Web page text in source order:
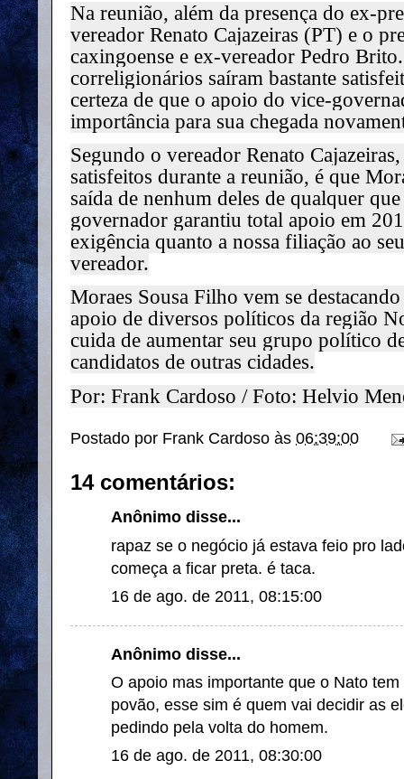
Na reunião, além da presença do ex-
vereador Renato Cajazeiras (PT) e o
caxingoense e ex-vereador Pedro
correligionários saíram bastante
certeza de que o apoio do vice-
importância para sua chegada
Segundo o vereador Renato
satisfeitos durante a reunião, é que
saída de nenhum deles de qualquer
governador garantiu total apoio em
exigência quanto a nossa filiação ao
vereador.
Moraes Sousa Filho vem se
apoio de diversos políticos da região
cuida de aumentar seu grupo político
candidatos de outras cidades.
Por: Frank Cardoso / Foto: Helvio
Postado por Frank Cardoso às 06:39:00
14 comentários:
Anônimo disse...
rapaz se o negócio já estava feio pro
começa a ficar preta. é taca.
16 de ago. de 2011, 08:15:00
Anônimo disse...
O apoio mas importante que o Nato
povão, esse sim é quem vai decidir as
pedindo pela volta do homem.
16 de ago. de 2011, 08:30:00